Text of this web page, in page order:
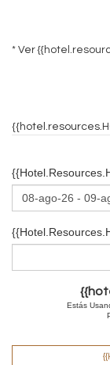
* Ver
Estás